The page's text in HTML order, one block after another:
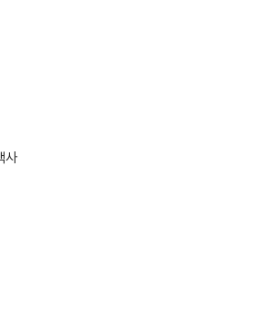
사